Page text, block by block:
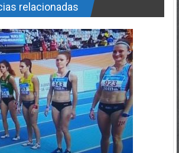
relacionadas